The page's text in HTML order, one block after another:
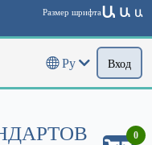
Размер шрифтаԱ Ա Ա
Ру Вход
0